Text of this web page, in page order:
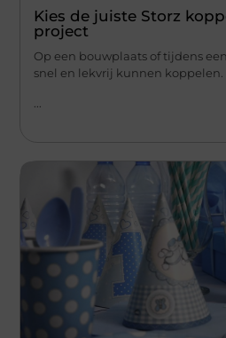
Kies de juiste Storz
project
Op een bouwplaats of tijdens
snel en lekvrij kunnen